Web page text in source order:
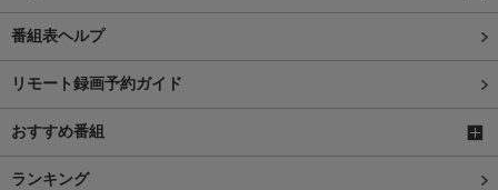
番組表ヘルプ
リモート録画予約ガイド
おすすめ番組
ランキング